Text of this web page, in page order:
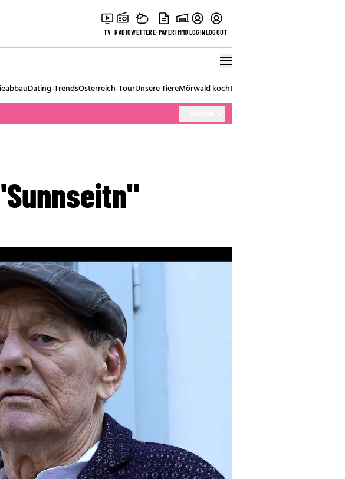
TV RADIOWETTERE-PAPERIMMOLOGINLOGOUT
Dating-TrendsÖsterreich-TourUnsere TiereMörwald kocht